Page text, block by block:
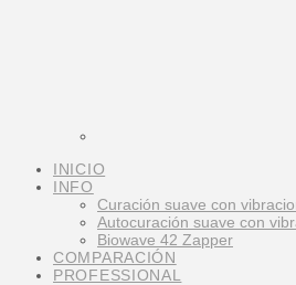
INICIO
INFO
Curación suave con
Autocuración suave con
Biowave 42 Zapper
COMPARACIÓN
PROFESSIONAL